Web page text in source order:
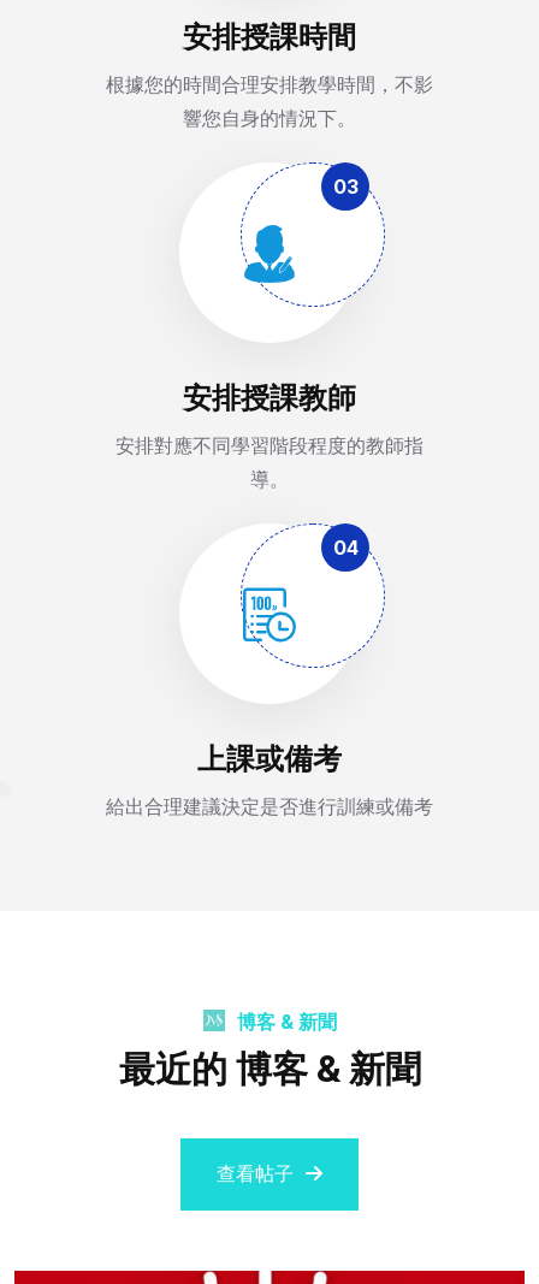
安排授課時間
根據您的時間合理安排教學時間，不影
響您自身的情況下。
03
安排授課教師
安排對應不同學習階段程度的教師指
導。
04
上課或備考
給出合理建議決定是否進行訓練或備考
博客 & 新聞
最近的 博客 & 新聞
查看帖子